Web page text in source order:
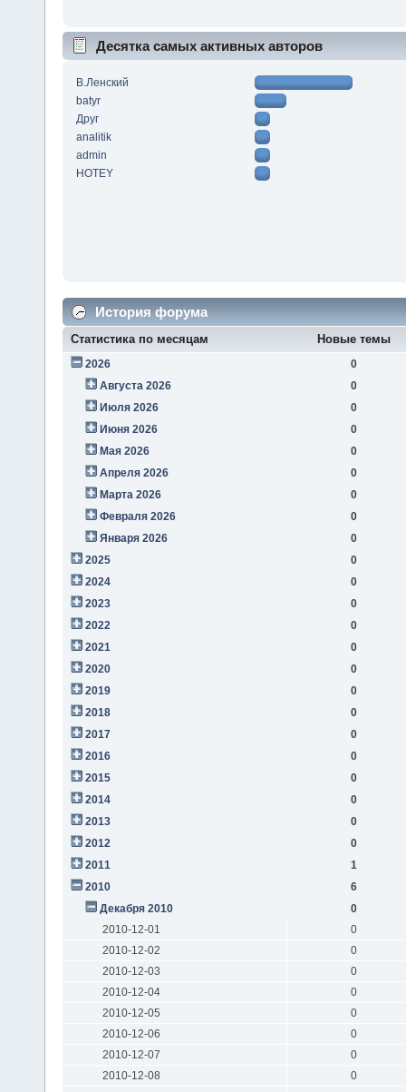
Десятка самых активных авторов
В.Ленский
batyr
Друг
analitik
admin
HOTEY
История форума
Статистика по месяцам Новые темы
2026
0
Августа 2026
0
Июля 2026
0
Июня 2026
0
Мая 2026
0
Апреля 2026
0
Марта 2026
0
Февраля 2026
0
Января 2026
0
2025
0
2024
0
2023
0
2022
0
2021
0
2020
0
2019
0
2018
0
2017
0
2016
0
2015
0
2014
0
2013
0
2012
0
2011
1
2010
6
Декабря 2010
0
2010-12-01
0
2010-12-02
0
2010-12-03
0
2010-12-04
0
2010-12-05
0
2010-12-06
0
2010-12-07
0
2010-12-08
0